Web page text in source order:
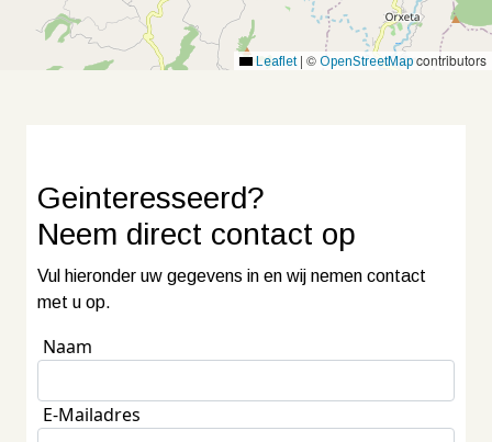
Leaflet | © OpenStreetMap contributors
Geinteresseerd?
Neem direct contact op
Vul hieronder uw gegevens in en wij nemen contact
met u op.
Naam
E-Mailadres